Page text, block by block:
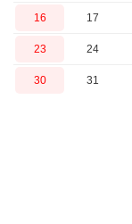
16 17
23 24
30 31